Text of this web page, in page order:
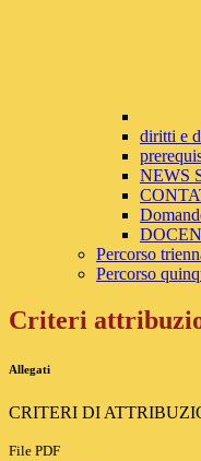
diritti e
NEWS
Percorso
Percorso
Criteri
Allegati
CRITERI DI
File PDF